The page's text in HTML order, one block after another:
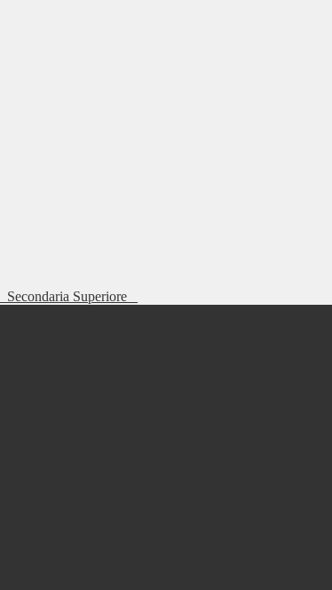
Secondaria Superiore